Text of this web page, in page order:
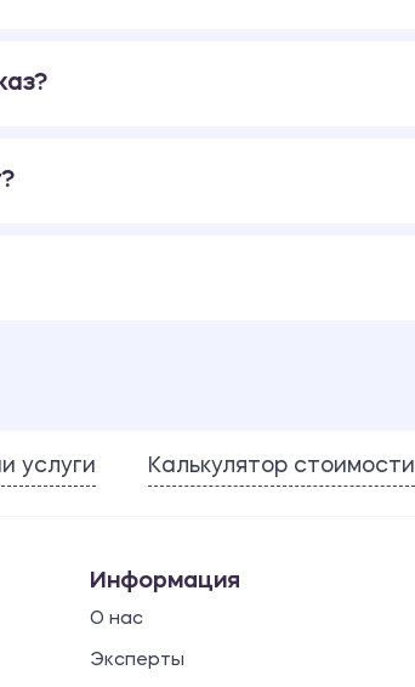
услуги Калькулятор стоимости
Информация
О нас
Эксперты